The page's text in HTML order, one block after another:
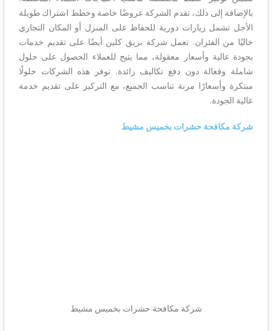
بالإضافة إلى ذلك، تقدم الشركة عروضًا خاصة وخطط اشتراك طويلة
الأجل تشمل زيارات دورية للحفاظ على المنزل أو المكان التجاري
خاليًا من الفئران. تعمل شركة بريق كلين أيضًا على تقديم خدمات
بجودة عالية وأسعار معقولة، مما يتيح للعملاء الحصول على حلول
شاملة وفعالة دون دفع تكاليف زائدة. توفر هذه الشركات حلولًا
مبتكرة وأسعارًا مرنة تناسب الجميع، مع التركيز على تقديم خدمة
عالية الجودة.
شركة مكافحة حشرات بخميس مشيط
شركة مكافحة حشرات بخميس مشيط